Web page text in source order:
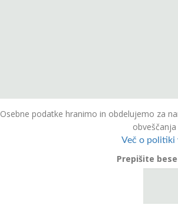
Osebne podatke hranimo in obdelujemo za
Več o politiki
Prepišite